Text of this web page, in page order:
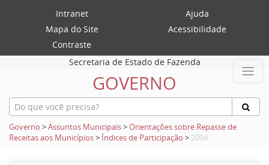
Intranet
Ajuda
Mapa do Site
Acessibilidade
Contraste
Secretaria de Estado de Fazenda
GOVERNO
Governo >Assuntos Municipais>Orientações sobre Repasse de
Receitas aos Municípios> Índices de Participação > 2004